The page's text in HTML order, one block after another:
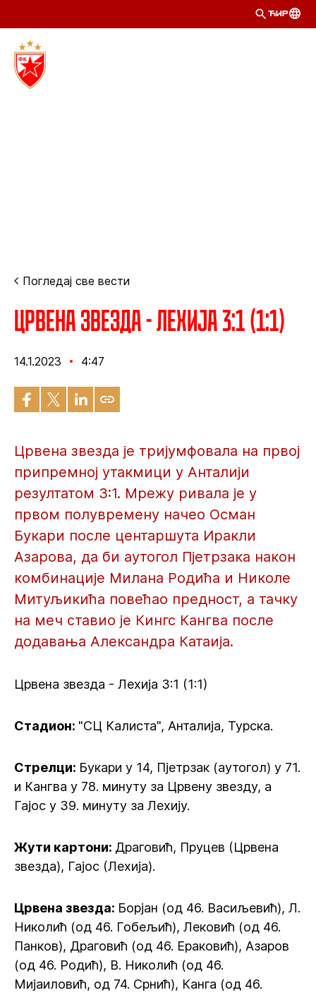
ЋИР
Погледај све вести
Црвена звезда - Лехија 3:1 (1:1)
14.1.2023 4:47
Црвена звезда је тријумфовала на првој
припремној утакмици у Анталији
резултатом 3:1. Мрежу ривала је у
првом полувремену начео Осман
Букари после центаршута Иракли
Азарова, да би аутогол Пјетрзака након
комбинације Милана Родића и Николе
Митуљикића повећао предност, а тачку
на меч ставио је Кингс Кангва после
додавања Александра Катаија.
Црвена звезда - Лехија 3:1 (1:1)
Стадион: "СЦ Калиста", Анталија, Турска.
Стрелци: Букари у 14, Пјетрзак (аутогол) у 71.
и Кангва у 78. минуту за Црвену звезду, а
Гајос у 39. минуту за Лехију.
Жути картони: Драговић, Пруцев (Црвена
звезда), Гајос (Лехија).
Црвена звезда: Борјан (од 46. Васиљевић), Л.
Николић (од 46. Гобељић), Лековић (од 46.
Панков), Драговић (од 46. Ераковић), Азаров
(од 46. Родић), В. Николић (од 46.
Мијаиловић, од 74. Срнић), Канга (од 46.